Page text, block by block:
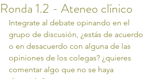
Ronda 1.2 - Ateneo clínico
Integrate al debate opinando en el
grupo de discusión, ¿estás de acuerdo
o en desacuerdo con alguna de las
opiniones de los colegas? ¿quieres
comentar algo que no se haya